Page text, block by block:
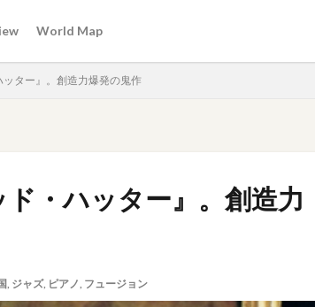
World Map
ター』。創造力爆発の鬼作
・ハッター』。創造力
, ジャズ, ピアノ, フュージョン